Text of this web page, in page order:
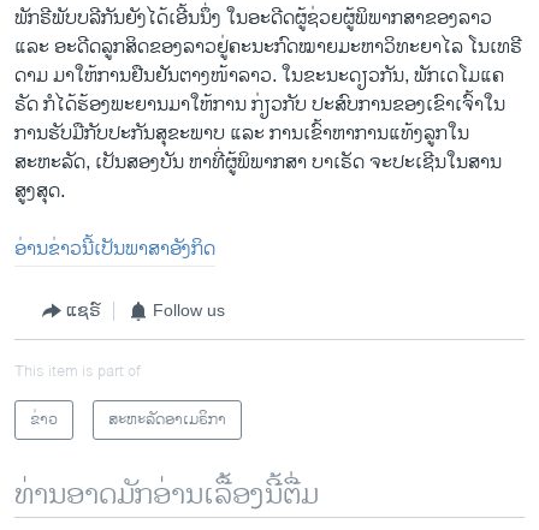
ພັກຣີພັບບລີກັນຍັງໄດ້ເອີ້ນນຶ່ງ ໃນອະດີດຜູ້ຊ່ວຍຜູ້ພິພາກສາຂອງລາວ
ແລະ ອະດີດລູກສິດຂອງລາວຢູ່ຄະນະກົດໝາຍມະຫາວິທະຍາໄລ ໂນເທຣີ
ດາມ ມາໃຫ້ການຢືນຢັນຕາງໜ້າລາວ. ໃນຂະນະດຽວກັນ, ພັກເດໂມແຄ
ຣັດ ກໍໄດ້ຮ້ອງພະຍານມາໃຫ້ການ ກ່ຽວກັບ ປະສົບການຂອງເຂົາເຈົ້າໃນ
ການຮັບມືກັບປະກັນສຸຂະພາບ ແລະ ການເຂົ້າຫາການແທ້ງລູກໃນ
ສະຫະລັດ, ເປັນສອງບັນ ຫາທີ່ຜູ້ພິພາກສາ ບາເຣັດ ຈະປະເຊີນໃນສານ
ສູງສຸດ.
ອ່ານຂ່າວນີ້ເປັນພາສາອັງກິດ
ແຊຣ໌ Follow us
This item is part of
ຂ່າວ
ສະຫະລັດອາເມຣິກາ
ທ່ານອາດມັກອ່ານເລື້ອງນີ້ຕື່ມ